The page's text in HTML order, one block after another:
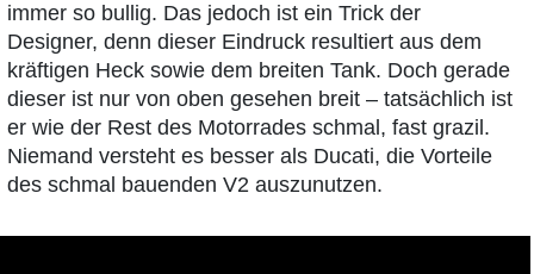
immer so bullig. Das jedoch ist ein Trick der
Designer, denn dieser Eindruck resultiert aus dem
kräftigen Heck sowie dem breiten Tank. Doch gerade
dieser ist nur von oben gesehen breit – tatsächlich ist
er wie der Rest des Motorrades schmal, fast grazil.
Niemand versteht es besser als Ducati, die Vorteile
des schmal bauenden V2 auszunutzen.